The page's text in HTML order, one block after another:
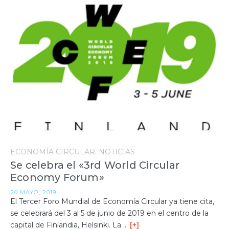
ECONOMÍA CIRCULAR NOTICIAS
Se celebra el «3rd World Circular
Economy Forum»
20 MAYO, 2019
El Tercer Foro Mundial de Economía Circular ya tiene cita,
se celebrará del 3 al 5 de junio de 2019 en el centro de la
capital de Finlandia, Helsinki. La … [+]